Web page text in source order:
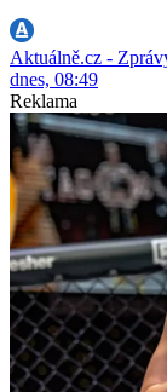
Aktuálně.cz -
dnes, 08:49
Reklama